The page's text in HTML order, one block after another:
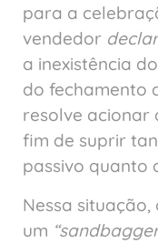
para a
vendedor
a inexistência
do fechamento
resolve acionar
fim de suprir
passivo quanto
Nessa
um